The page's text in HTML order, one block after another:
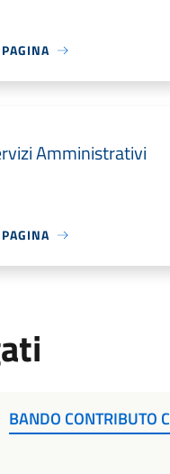
Amministrativi
BANDO CONTRIBUTO